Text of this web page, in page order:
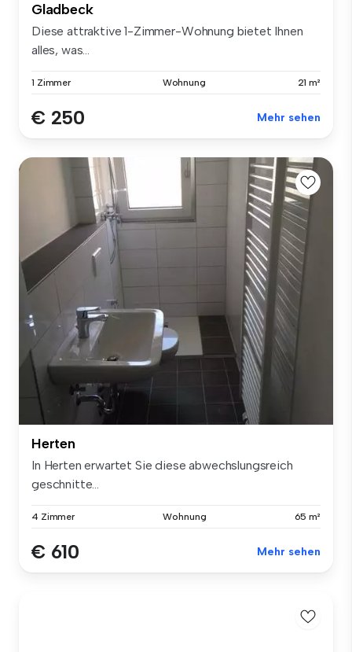
Gladbeck
Diese attraktive 1-Zimmer-Wohnung bietet Ihnen
alles, was...
1 Zimmer Wohnung 21 m²
€ 250 Mehr sehen
Herten
In Herten erwartet Sie diese abwechslungsreich
geschnitte...
4 Zimmer Wohnung 65 m²
€ 610 Mehr sehen